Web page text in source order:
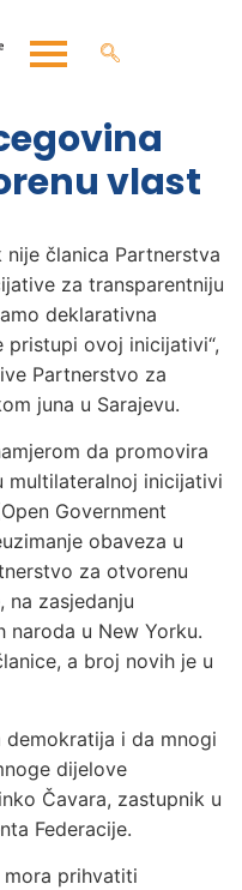
vlast
nije članica Partnerstva
za transparentniju
deklarativna
pristupi ovoj inicijativi“,
Partnerstvo za
juna u Sarajevu.
da promovira
multilateralnoj inicijativi
Government
obaveza u
za otvorenu
na zasjedanju
naroda u New Yorku.
a broj novih je u
demokratija i da mnogi
dijelove
Čavara, zastupnik u
Federacije.
prihvatiti